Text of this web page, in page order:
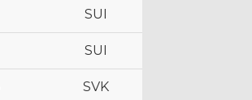
SUI
SUI
SVK